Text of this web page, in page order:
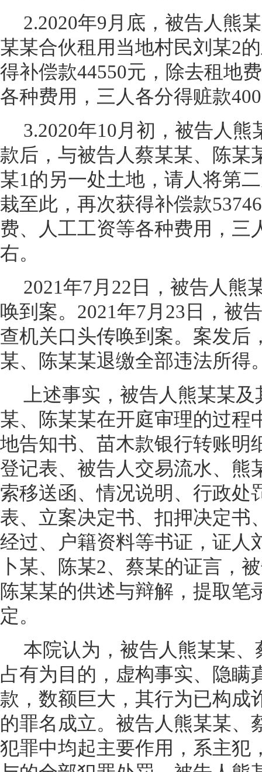
2.2020年9月底，被告人熊
某某合伙租用当地村民刘某2
得补偿款44550元，除去租地
各种费用，三人各分得赃款
3.2020年10月初，被告人熊
款后，与被告人蔡某某、陈某
某1的另一处土地，请人将第
栽至此，再次获得补偿款
费、人工工资等各种费用，三
右。
2021年7月22日，被告人熊
唤到案。2021年7月23日，被
查机关口头传唤到案。案发后
某、陈某某退缴全部违法所得
上述事实，被告人熊某某
某、陈某某在开庭审理的过程
地告知书、苗木款银行转账明
登记表、被告人交易流水、熊
索移送函、情况说明、行政处
表、立案决定书、扣押决定书
经过、户籍资料等书证，证人
卜某、陈某2、蔡某的证言，
陈某某的供述与辩解，提取笔
定。
本院认为，被告人熊某某
占有为目的，虚构事实、隐瞒
款，数额巨大，其行为已构成
的罪名成立。被告人熊某某、
犯罪中均起主要作用，系主犯